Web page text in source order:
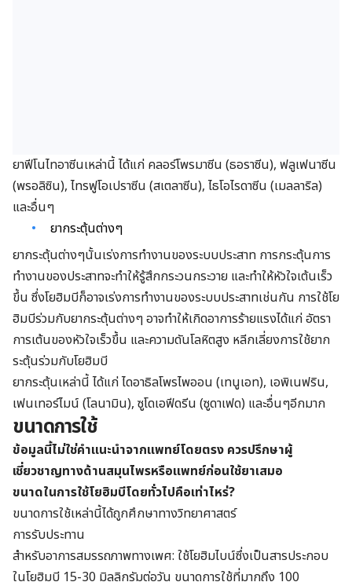
ยาฟีโนไทอาซีนเหล่านี้ ได้แก่ คลอร์โพรมาซีน (ธอราซีน), ฟลูเฟนาซีน
(พรอลิซิน), ไทรฟูโอเปราซีน (สเตลาซีน), ไธโอไรดาซีน (เมลลาริล)
และอื่นๆ
ยากระตุ้นต่างๆ
ยากระตุ้นต่างๆนั้นเร่งการทำงานของระบบประสาท การกระตุ้นการ
ทำงานของประสาทจะทำให้รู้สึกกระวนกระวาย และทำให้หัวใจเต้นเร็ว
ขึ้น ซึ่งโยฮิมบีก็อาจเร่งการทำงานของระบบประสาทเช่นกัน การใช้โย
ฮิมบีร่วมกับยากระตุ้นต่างๆ อาจทำให้เกิดอาการร้ายแรงได้แก่ อัตรา
การเต้นของหัวใจเร็วขึ้น และความดันโลหิตสูง หลีกเลี่ยงการใช้ยาก
ระตุ้นร่วมกับโยฮิมบี
ยากระตุ้นเหล่านี้ ได้แก่ ไดอาธิลโพรไพออน (เทนูเอท), เอพิเนฟริน,
เฟนเทอร์ไมน์ (โลนามิน), ซูโดเอฟีดรีน (ซูดาเฟด) และอื่นๆอีกมาก
ขนาดการใช้
ข้อมูลนี้ไม่ใช่คำแนะนำจากแพทย์โดยตรง ควรปรึกษาผู้
เชี่ยวชาญทางด้านสมุนไพรหรือแพทย์ก่อนใช้ยาเสมอ
ขนาดในการใช้โยฮิมบีโดยทั่วไปคือเท่าไหร่?
ขนาดการใช้เหล่านี้ได้ถูกศึกษาทางวิทยาศาสตร์
การรับประทาน
สำหรับอาการสมรรถภาพทางเพศ: ใช้โยฮิมไบน์ซึ่งเป็นสารประกอบ
ในโยฮิมบี 15-30 มิลลิกรัมต่อวัน ขนาดการใช้ที่มากถึง 100